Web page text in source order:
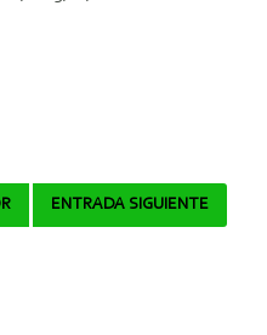
ENTRADA SIGUIENTE